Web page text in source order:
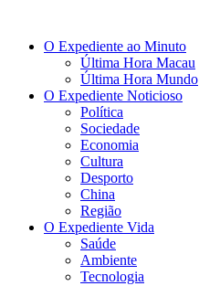
O Expediente ao Minuto
Última Hora Macau
Última Hora Mundo
O Expediente Noticioso
Política
Sociedade
Economia
Cultura
Desporto
China
Região
O Expediente Vida
Saúde
Ambiente
Tecnologia